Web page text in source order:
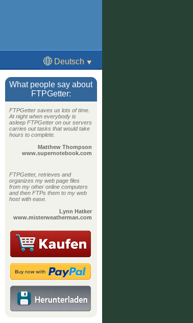
Deutsch ⯆
English
Français
Español
Português
What people say about
FTPGetter:
FTPGetter saves us lots of time.
At night when everybody is
asleep FTPGetter on our servers
carries out tasks that would take
hours to complete.
Matthew Thompson
www.supernotebook.com
FTPGetter, retrieves and
organizes my web page files
from my other online computers
and then FTPs them to my web
host with ease.
Lynn Hatker
www.misterweatherman.com